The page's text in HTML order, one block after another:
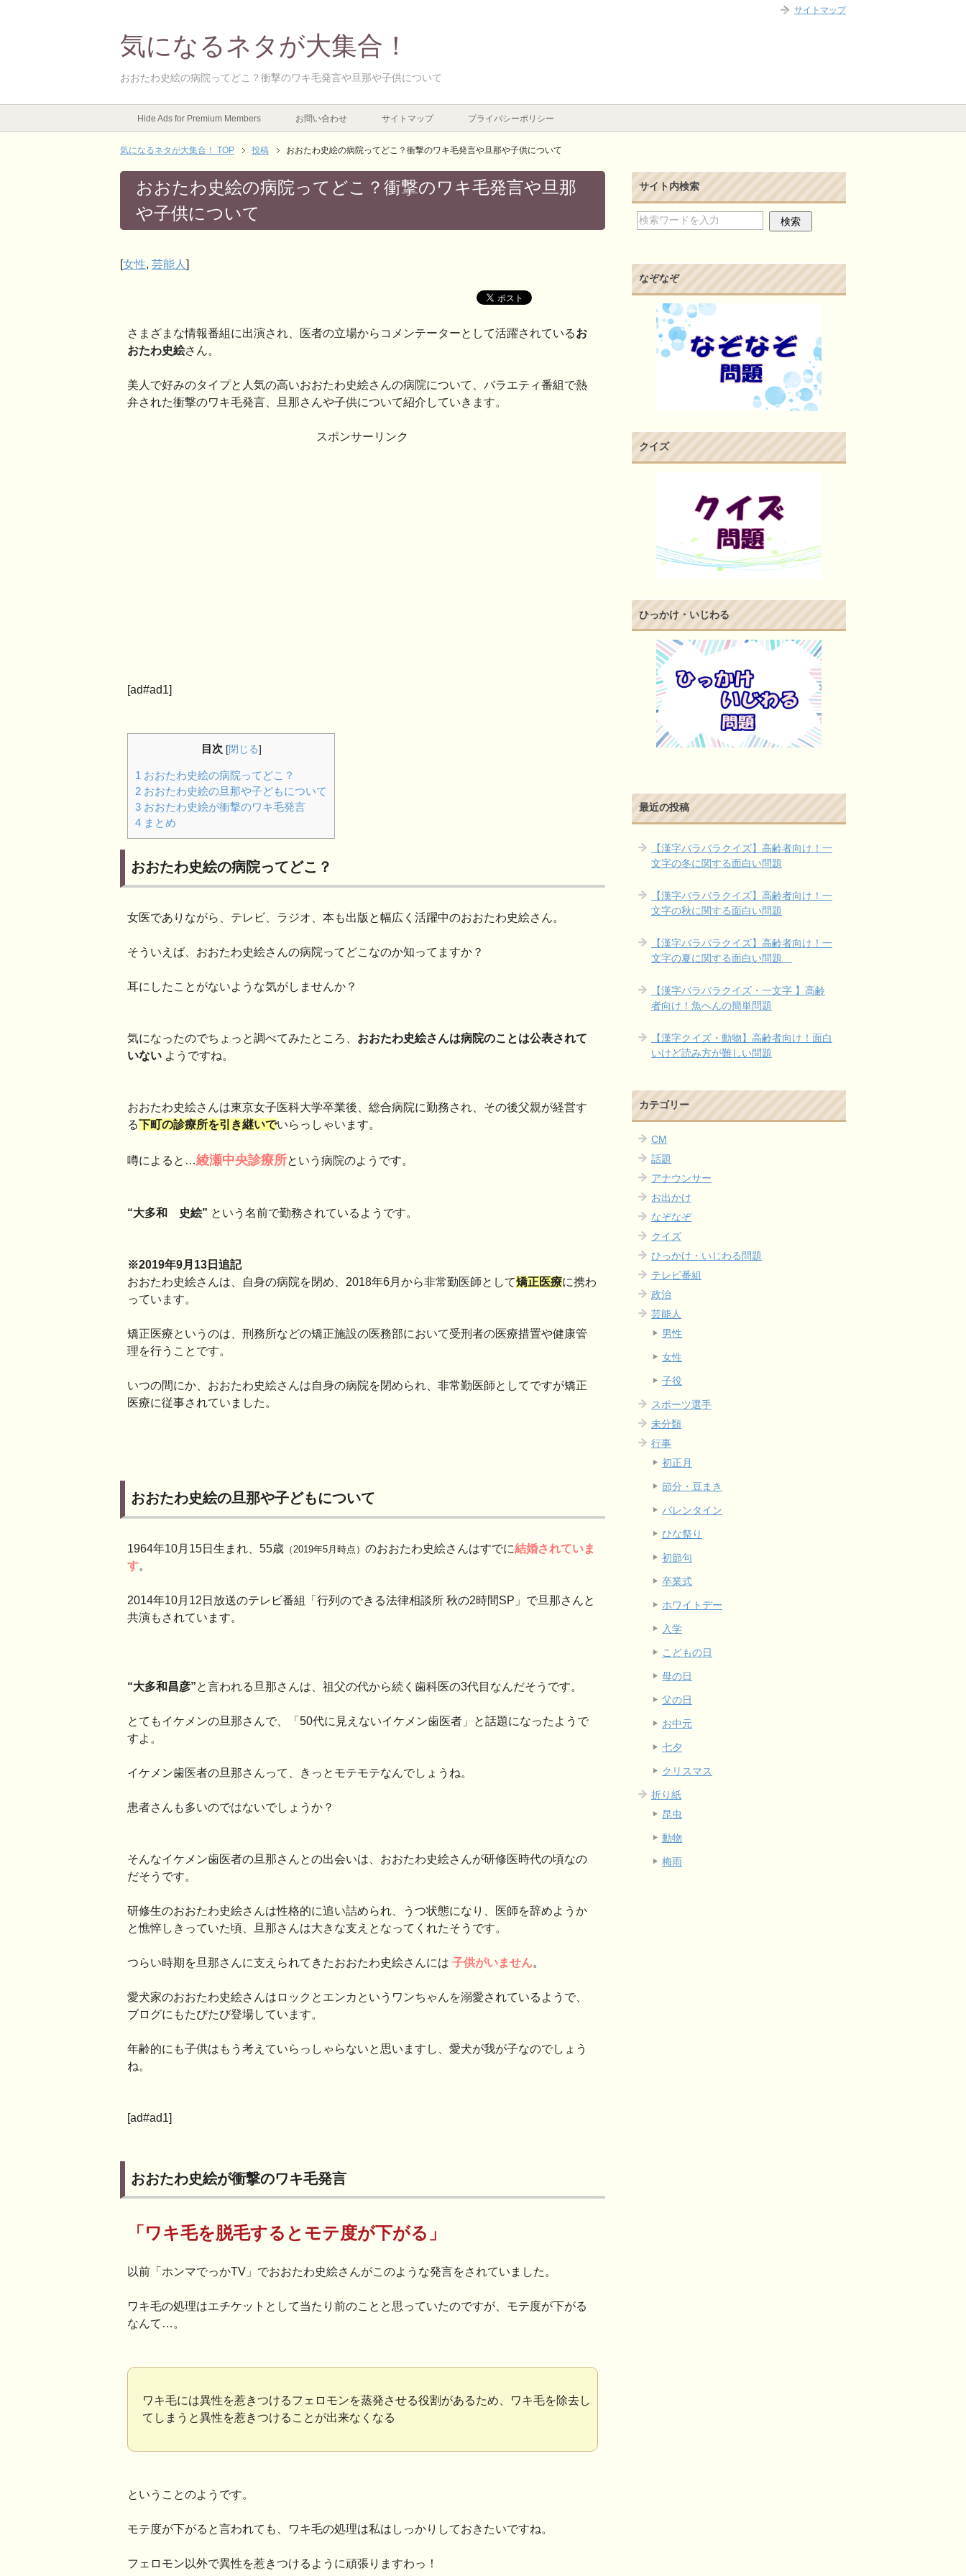
気になるネタが大集合！
おおたわ史絵の病院ってどこ？衝撃のワキ毛発言や旦那や子供について
Hide Ads for Premium Members お問い合わせ サイトマップ プライバシーポリシー
気になるネタが大集合！ TOP 投稿 おおたわ史絵の病院ってどこ？衝撃のワキ毛発言や旦那や子供について
おおたわ史絵の病院ってどこ？衝撃のワキ毛発言や旦那
や子供について
[女性, 芸能人 ]
さまざまな情報番組に出演され、医者の立場からコメンテーターとして活躍されているお
おたわ史絵さん。
美人で好みのタイプと人気の高いおおたわ史絵さんの病院について、バラエティ番組で熱
弁された衝撃のワキ毛発言、旦那さんや子供について紹介していきます。
スポンサーリンク
[ad#ad1]
目次 [閉じる]
1 おおたわ史絵の病院ってどこ？
2 おおたわ史絵の旦那や子どもについて
3 おおたわ史絵が衝撃のワキ毛発言
4 まとめ
おおたわ史絵の病院ってどこ？
女医でありながら、テレビ、ラジオ、本も出版と幅広く活躍中のおおたわ史絵さん。
そういえば、おおたわ史絵さんの病院ってどこなのか知ってますか？
耳にしたことがないような気がしませんか？
気になったのでちょっと調べてみたところ、 おおたわ史絵さんは病院のことは公表されて
いない ようですね。
おおたわ史絵さんは東京女子医科大学卒業後、総合病院に勤務され、その後父親が経営す
る下町の診療所を引き継いでいらっしゃいます。
噂によると…綾瀬中央診療所という病院のようです。
“大多和 史絵” という名前で勤務されているようです。
※2019年9月13日追記
おおたわ史絵さんは、自身の病院を閉め、2018年6月から非常勤医師として矯正医療に携わ
っています。
矯正医療というのは、刑務所などの矯正施設の医務部において受刑者の医療措置や健康管
理を行うことです。
いつの間にか、おおたわ史絵さんは自身の病院を閉められ、非常勤医師としてですが矯正
医療に従事されていました。
おおたわ史絵の旦那や子どもについて
1964年10月15日生まれ、55歳 （2019年5月時点） のおおたわ史絵さんはすでに結婚されていま
す。
2014年10月12日放送のテレビ番組「行列のできる法律相談所 秋の2時間SP」で旦那さんと
共演もされています。
“大多和昌彦”と言われる旦那さんは、祖父の代から続く歯科医の3代目なんだそうです。
とてもイケメンの旦那さんで、「50代に見えないイケメン歯医者」と話題になったようで
すよ。
イケメン歯医者の旦那さんって、きっとモテモテなんでしょうね。
患者さんも多いのではないでしょうか？
そんなイケメン歯医者の旦那さんとの出会いは、おおたわ史絵さんが研修医時代の頃なの
だそうです。
研修生のおおたわ史絵さんは性格的に追い詰められ、うつ状態になり、医師を辞めようか
と憔悴しきっていた頃、旦那さんは大きな支えとなってくれたそうです。
つらい時期を旦那さんに支えられてきたおおたわ史絵さんには 子供がいません。
愛犬家のおおたわ史絵さんはロックとエンカというワンちゃんを溺愛されているようで、
ブログにもたびたび登場しています。
年齢的にも子供はもう考えていらっしゃらないと思いますし、愛犬が我が子なのでしょう
ね。
[ad#ad1]
おおたわ史絵が衝撃のワキ毛発言
「ワキ毛を脱毛するとモテ度が下がる」
以前「ホンマでっかTV」でおおたわ史絵さんがこのような発言をされていました。
ワキ毛の処理はエチケットとして当たり前のことと思っていたのですが、モテ度が下がる
なんて…。
ワキ毛には異性を惹きつけるフェロモンを蒸発させる役割があるため、ワキ毛を除去し
てしまうと異性を惹きつけることが出来なくなる
ということのようです。
モテ度が下がると言われても、ワキ毛の処理は私はしっかりしておきたいですね。
フェロモン以外で異性を惹きつけるように頑張りますわっ！
サイト内検索
なぞなぞ
クイズ
ひっかけ・いじわる
最近の投稿
【漢字バラバラクイズ】高齢者向け！一
文字の冬に関する面白い問題
【漢字バラバラクイズ】高齢者向け！一
文字の秋に関する面白い問題
【漢字バラバラクイズ】高齢者向け！一
文字の夏に関する面白い問題
【漢字バラバラクイズ・一文字 】高齢
者向け！魚へんの簡単問題
【漢字クイズ・動物】高齢者向け！面白
いけど読み方が難しい問題
カテゴリー
CM
話題
アナウンサー
お出かけ
なぞなぞ
クイズ
ひっかけ・いじわる問題
テレビ番組
政治
芸能人
男性
女性
子役
スポーツ選手
未分類
行事
初正月
節分・豆まき
バレンタイン
ひな祭り
初節句
卒業式
ホワイトデー
入学
こどもの日
母の日
父の日
お中元
七夕
クリスマス
折り紙
昆虫
動物
梅雨
サイトマップ